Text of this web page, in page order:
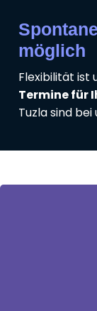
möglich
Flexibilität ist
Termine für
Tuzla sind